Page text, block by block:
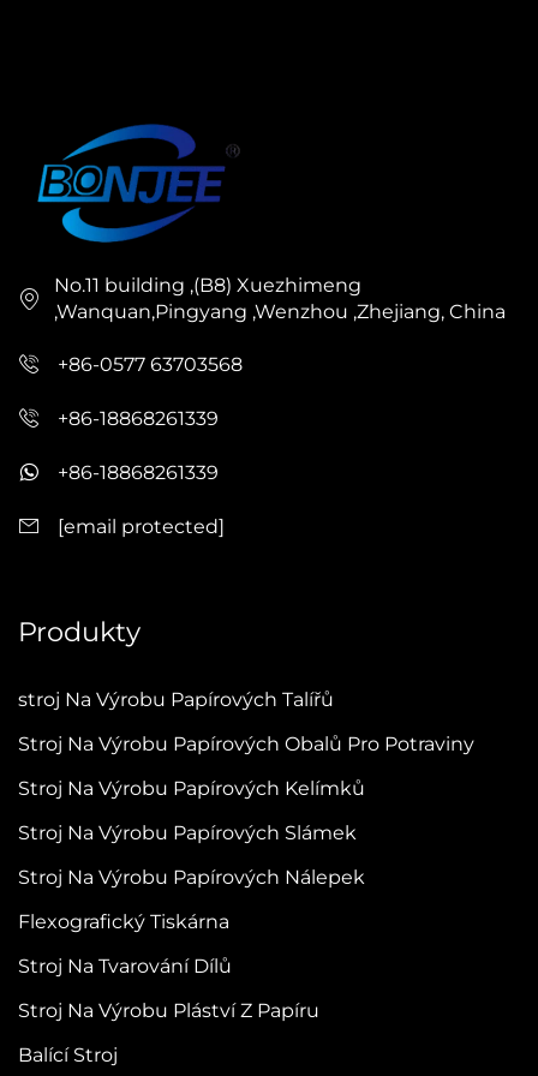
No.11 building ,(B8) Xuezhimeng
,Wanquan,Pingyang ,Wenzhou ,Zhejiang, China
+86-0577 63703568
+86-18868261339
+86-18868261339
[email protected]
Produkty
stroj Na Výrobu Papírových Talířů
Stroj Na Výrobu Papírových Obalů Pro Potraviny
Stroj Na Výrobu Papírových Kelímků
Stroj Na Výrobu Papírových Slámek
Stroj Na Výrobu Papírových Nálepek
Flexografický Tiskárna
Stroj Na Tvarování Dílů
Stroj Na Výrobu Pláství Z Papíru
Balící Stroj